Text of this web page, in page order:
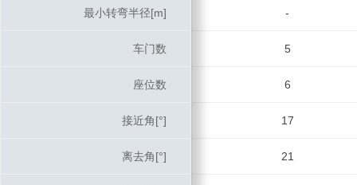
最小转弯半径[m] -
车门数 5
座位数 6
接近角[°] 17
离去角[°] 21
最小转弯半径[m]
车门数
座位数
接近角[°]
离去角[°]